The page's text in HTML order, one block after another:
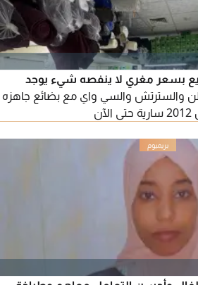
بسعر مغري لا ينفصه شيء يوجد
والسترتش والسي واي مع بضائع جاهزه